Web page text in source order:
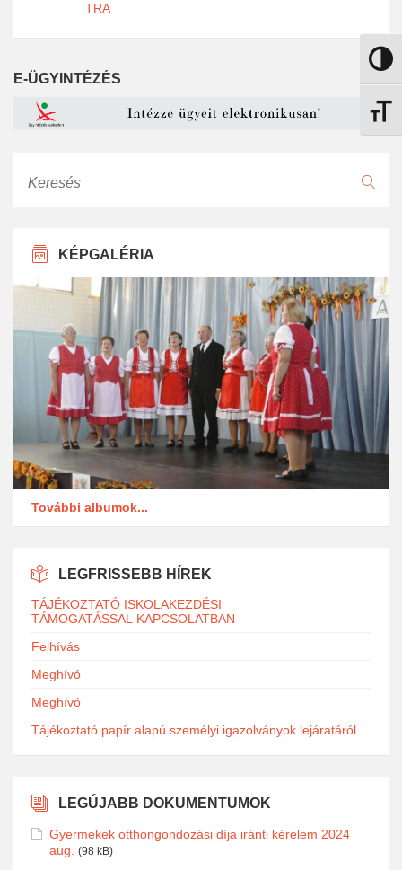
Nagy
TRA
E-ÜGYINTÉZÉS
KÉPGALÉRIA
További albumok...
LEGFRISSEBB HÍREK
TÁJÉKOZTATÓ ISKOLAKEZDÉSI
TÁMOGATÁSSAL KAPCSOLATBAN
Felhívás
Meghívó
Meghívó
Tájékoztató papír alapú személyi igazolványok lejáratáról
LEGÚJABB DOKUMENTUMOK
Gyermekek otthongondozási díja iránti kérelem 2024
aug.
(98 kB)